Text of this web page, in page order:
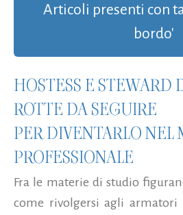
Articoli presenti con
bordo'
HOSTESS E STEWARD
ROTTE DA SEGUIRE
PER DIVENTARLO NEL
PROFESSIONALE
Fra le materie di studio
come rivolgersi agli armatori